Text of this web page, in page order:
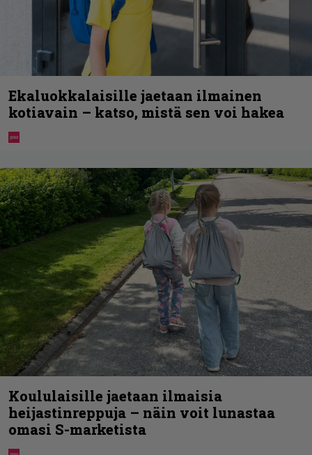
Ekaluokkalaisille jaetaan ilmainen
kotiavain – katso, mistä sen voi hakea
Koululaisille jaetaan ilmaisia
heijastinreppuja – näin voit lunastaa
omasi S-marketista